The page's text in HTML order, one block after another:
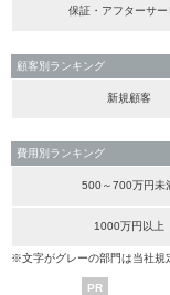
保証・アフターサー
顧客別ランキング
新規顧客
費用別ランキング
500～700万円未
1000万円以上
※文字がグレーの部門は当社規
PR